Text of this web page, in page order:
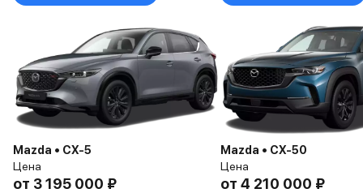
Mazda • CX-5
Цена
от 3 195 000 ₽
Mazda • CX-50
Цена
от 4 210 000 ₽